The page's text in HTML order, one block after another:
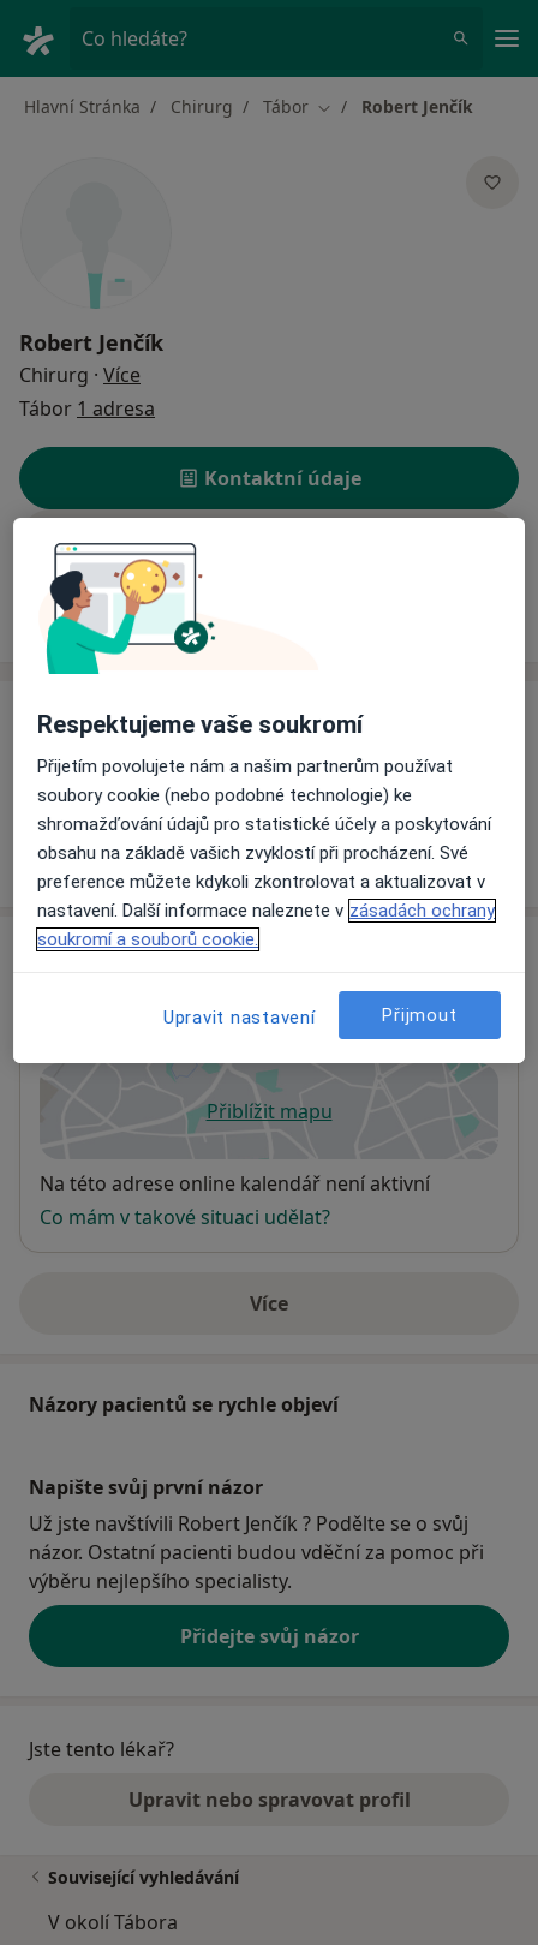
Co hledáte?
Hlavní Stránka Chirurg Tábor Změna města
Robert Jenčík
Robert Jenčík
Chirurg · Více
Tábor 1 adresa
Kontaktní údaje
Rezervovat termín
Ceník Adresy
Ceník
Informace o službách a cenách nejsou k dispozici
Tento specialista ještě nepřidával žádné informace o
svých službách.
Adresa
Nemocnice Tábor, a.s.
Přiblížit mapuse otevře v nové záložce
Dostupnost
Na této adrese online kalendář není aktivní
Co mám v takové situaci udělat?
Víceo adrese
Názory pacientů se rychle objeví
Napište svůj první názor
Už jste navštívili Robert Jenčík ? Podělte se o svůj
názor. Ostatní pacienti budou vděční za pomoc při
výběru nejlepšího specialisty.
Přidejte svůj názor
Jste tento lékař?
Upravit nebo spravovat profil
Související vyhledávání
V okolí Tábora
Respektujeme vaše soukromí
Přijetím povolujete nám a našim partnerům používat
soubory cookie (nebo podobné technologie) ke
shromažďování údajů pro statistické účely a poskytování
obsahu na základě vašich zvyklostí při procházení. Své
preference můžete kdykoli zkontrolovat a aktualizovat v
nastavení. Další informace naleznete v zásadách ochrany
soukromí a souborů cookie.
Upravit nastavení Přijmout